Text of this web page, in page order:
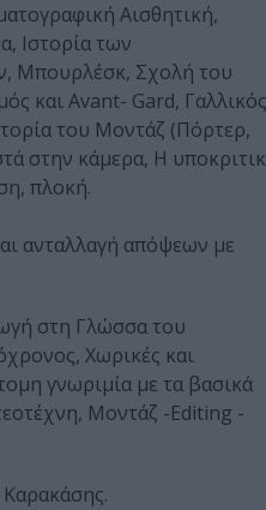
Αισθητική,
Ιστορία των
Μπουρλέσκ, Σχολή του
και Avant- Gard, Γαλλικός
του Μοντάζ (Πόρτερ,
στην κάμερα, Η
πλοκή.
ανταλλαγή απόψεων με
στη Γλώσσα του
Χωρικές και
γνωριμία με τα βασικά
Μοντάζ -Editing -